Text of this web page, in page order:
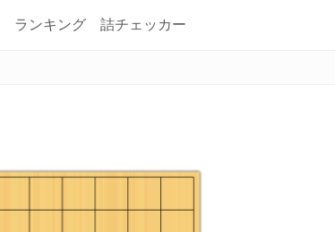
ランキング 詰チェッカー